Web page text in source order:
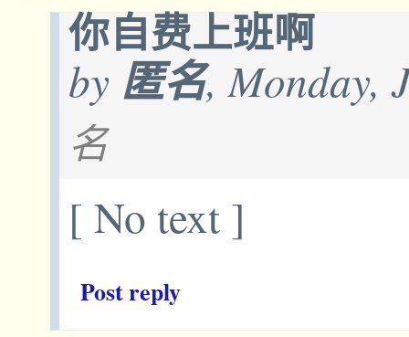
你自费上班啊
by 匿名, Monday,
名
[ No text ]
Post reply